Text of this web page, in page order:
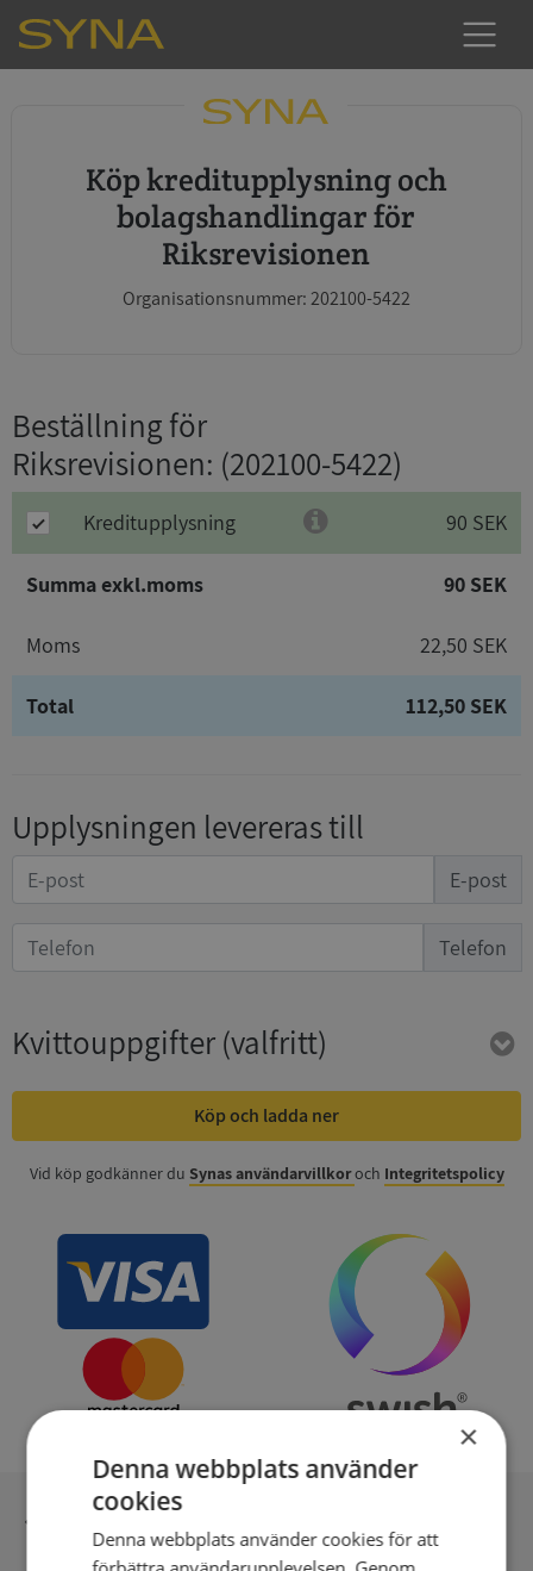
Köp kreditupplysning och
bolagshandlingar för
Riksrevisionen
Organisationsnummer: 202100-5422
Beställning för
Riksrevisionen: (202100-5422)
Kreditupplysning 90 SEK
Summa exkl.moms 90 SEK
Moms 22,50 SEK
Total 112,50 SEK
Upplysningen levereras till
E-post
Telefon
Kvittouppgifter(valfritt)
Köp och ladda ner
Vid köp godkänner du Synas användarvillkoroch Integritetspolicy
×
Denna webbplats använder
cookies
Denna webbplats använder cookies för att